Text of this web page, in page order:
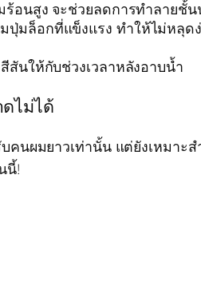
ร้อนสูง จะช่วยลดการทำลายชั้
มล็อกที่แข็งแรง ทำให้ไม่หลุด
สันให้กับช่วงเวลาหลังอาบน้ำ
ไม่ได้
นผมยาวเท่านั้น แต่ยังเหมา
นี้!